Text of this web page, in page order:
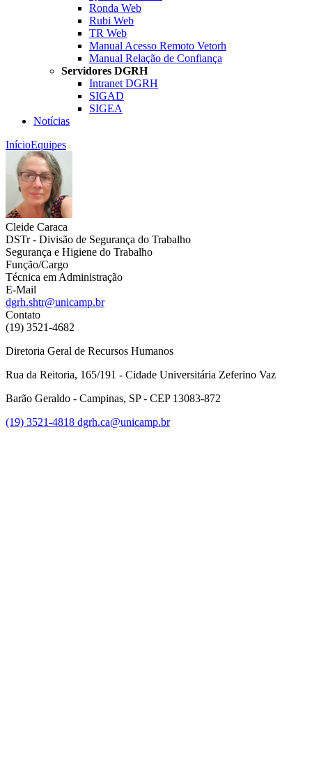
Ronda Web
Rubi Web
TR Web
Manual Acesso Remoto Vetorh
Manual Relação de Confiança
Servidores DGRH
Intranet DGRH
SIGAD
SIGEA
Notícias
InícioEquipes
Cleide Caraca
DSTr - Divisão de Segurança do Trabalho
Segurança e Higiene do Trabalho
Função/Cargo
Técnica em Administração
E-Mail
dgrh.shtr@unicamp.br
Contato
(19) 3521-4682
Diretoria Geral de Recursos Humanos
Rua da Reitoria, 165/191 - Cidade Universitária Zeferino Vaz
Barão Geraldo - Campinas, SP - CEP 13083-872
(19) 3521-4818 dgrh.ca@unicamp.br